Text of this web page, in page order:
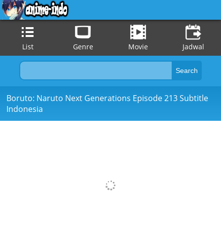
List Genre Movie Jadwal
Boruto: Naruto Next Generations Episode 213 Subtitle
Indonesia